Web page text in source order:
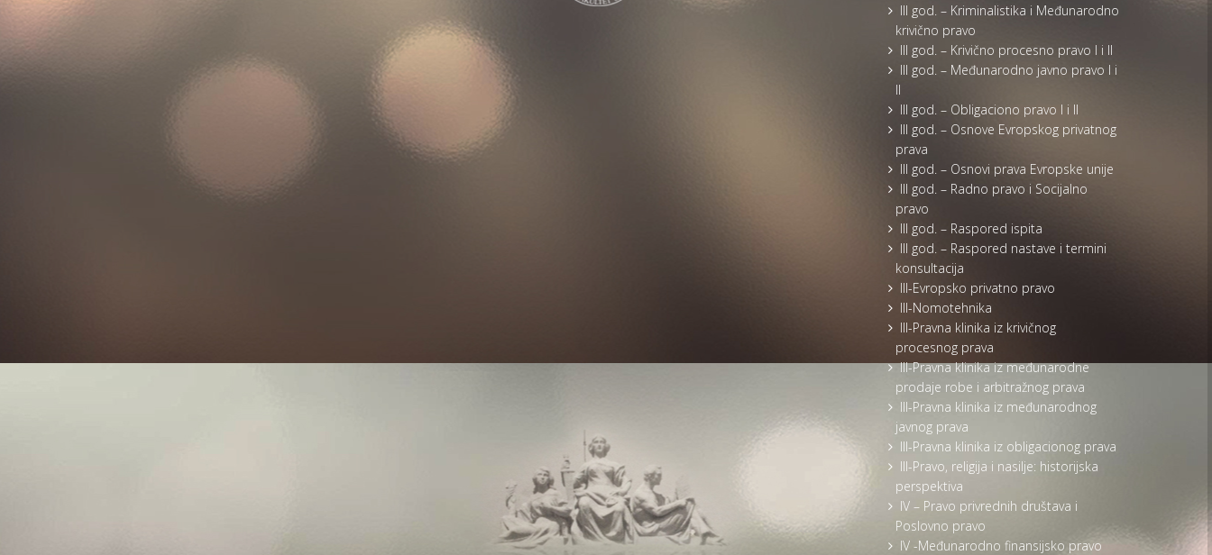
III god. – Kriminalistika i Međunarodno
krivično pravo
III god. – Krivično procesno pravo I i II
III god. – Međunarodno javno pravo I i
II
III god. – Obligaciono pravo I i II
III god. – Osnove Evropskog privatnog
prava
III god. – Osnovi prava Evropske unije
III god. – Radno pravo i Socijalno
pravo
III god. – Raspored ispita
III god. – Raspored nastave i termini
konsultacija
III-Evropsko privatno pravo
III-Nomotehnika
III-Pravna klinika iz krivičnog
procesnog prava
III-Pravna klinika iz međunarodne
prodaje robe i arbitražnog prava
III-Pravna klinika iz međunarodnog
javnog prava
III-Pravna klinika iz obligacionog prava
III-Pravo, religija i nasilje: historijska
perspektiva
IV – Pravo privrednih društava i
Poslovno pravo
IV -Međunarodno finansijsko pravo